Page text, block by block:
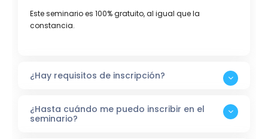
Este seminario es 100% gratuito, al igual que la
constancia.
¿Hay requisitos de inscripción?
¿Hasta cuándo me puedo inscribir en el
seminario?